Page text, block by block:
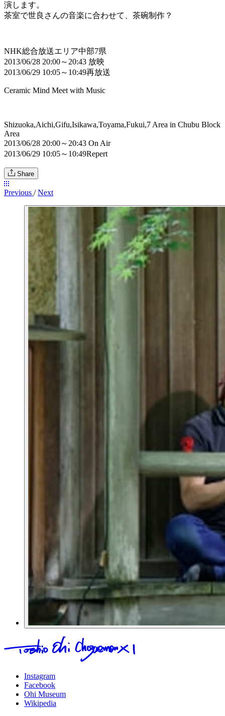
演します。
茶室で世良さんの音楽に合わせて、茶碗制作？
NHK総合放送エリア中部7県
2013/06/28 20:00～20:43 放映
2013/06/29 10:05～10:49再放送
Ceramic Mind Meet with Music
Shizuoka,Aichi,Gifu,Isikawa,Toyama,Fukui,7 Area in Chubu Block
Area
2013/06/28 20:00～20:43 On Air
2013/06/29 10:05～10:49Repert
Share
Previous / Next
Instagram
Facebook
Ohi Museum
Wikipedia